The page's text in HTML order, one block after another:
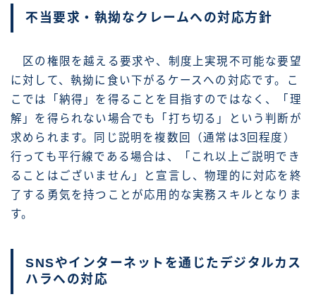
不当要求・執拗なクレームへの対応方針
区の権限を越える要求や、制度上実現不可能な要望
に対して、執拗に食い下がるケースへの対応です。こ
こでは「納得」を得ることを目指すのではなく、「理
解」を得られない場合でも「打ち切る」という判断が
求められます。同じ説明を複数回（通常は3回程度）
行っても平行線である場合は、「これ以上ご説明でき
ることはございません」と宣言し、物理的に対応を終
了する勇気を持つことが応用的な実務スキルとなりま
す。
SNSやインターネットを通じたデジタルカス
ハラへの対応